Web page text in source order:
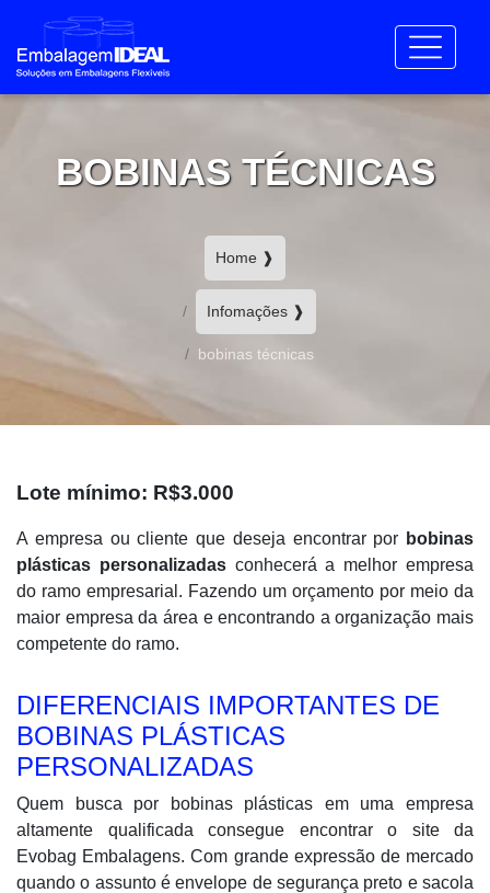
BOBINAS TÉCNICAS
Home ❱
Infomações ❱
bobinas técnicas
Lote mínimo: R$3.000
A empresa ou cliente que deseja encontrar por bobinas
plásticas personalizadasconhecerá a melhor empresa
do ramo empresarial. Fazendo um orçamento por meio da
maior empresa da área e encontrando a organização mais
competente do ramo.
DIFERENCIAIS IMPORTANTES DE
BOBINAS PLÁSTICAS
PERSONALIZADAS
Quem busca por bobinas plásticas em uma empresa
altamente qualificada consegue encontrar o site da
Evobag Embalagens. Com grande expressão de mercado
quando o assunto é envelope de segurança preto e sacola